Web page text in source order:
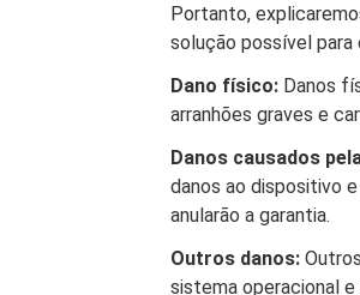
Portanto,
solução possível para
Dano físico: Danos
arranhões graves e
Danos causados
danos ao dispositivo
anularão a garantia.
Outros danos:
sistema operacional e